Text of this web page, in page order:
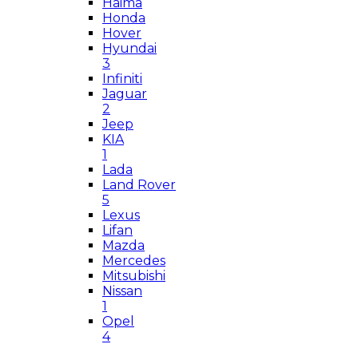
Honda
Hover
Hyundai
3
Infiniti
Jaguar
2
Jeep
KIA
1
Lada
Land Rover
5
Lexus
Lifan
Mazda
Mercedes
Mitsubishi
Nissan
1
Opel
4